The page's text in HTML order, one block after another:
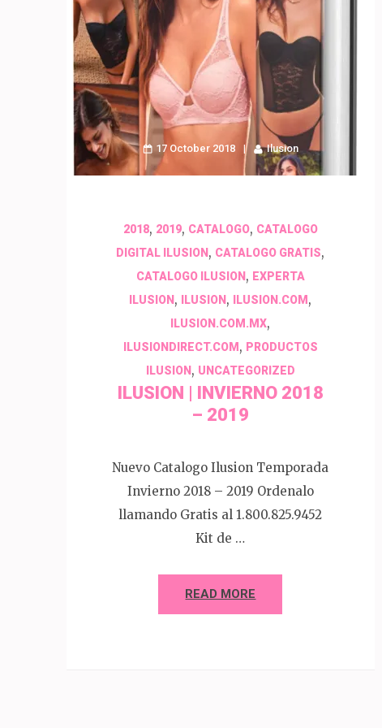
17 October 2018 Ilusion
2018, 2019, CATALOGO, CATALOGO
DIGITAL ILUSION , CATALOGO GRATIS,
CATALOGO ILUSION, EXPERTA
ILUSION , ILUSION , ILUSION.COM ,
ILUSION.COM.MX,
ILUSIONDIRECT.COM , PRODUCTOS
ILUSION, UNCATEGORIZED
ILUSION | INVIERNO 2018
– 2019
Nuevo Catalogo Ilusion Temporada
Invierno 2018 – 2019 Ordenalo
llamando Gratis al 1.800.825.9452
Kit de …
READ MORE